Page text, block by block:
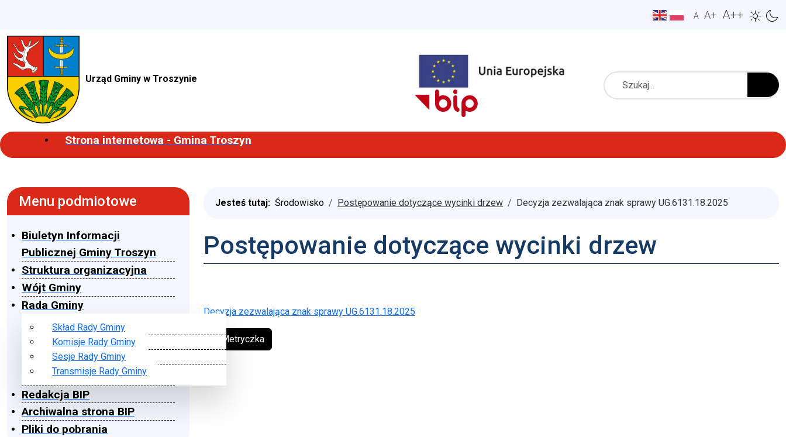
A A+ A++
Urząd Gminy w Troszynie
Szukaj
Strona internetowa - Gmina Troszyn
Menu podmiotowe
Biuletyn Informacji
Publicznej Gminy Troszyn
Struktura organizacyjna
Wójt Gminy
Rada Gminy
Skład Rady Gminy
Komisje Rady Gminy
Sesje Rady Gminy
Transmisje Rady Gminy
Redakcja BIP
Archiwalna strona BIP
Pliki do pobrania
Jesteś tutaj: Środowisko Postępowanie dotyczące wycinki drzew Decyzja zezwalająca znak sprawy UG.6131.18.2025
Postępowanie dotyczące wycinki drzew
Decyzja zezwalająca znak sprawy UG.6131.18.2025
➔ Metryczka